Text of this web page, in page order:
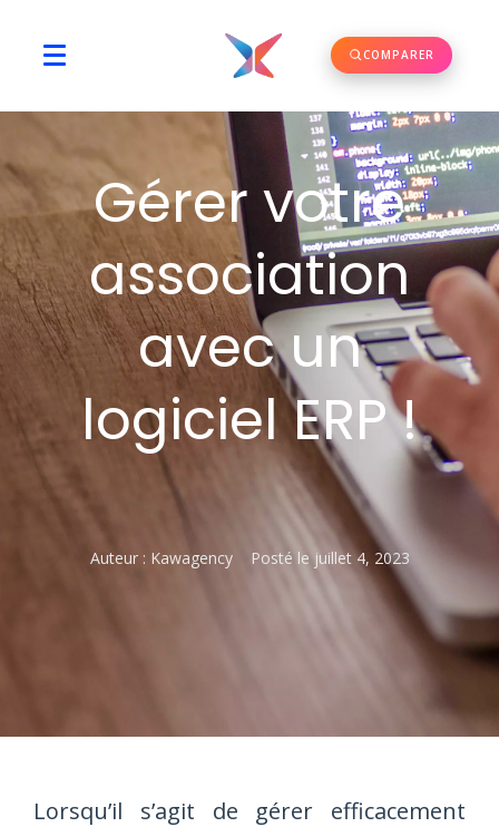
COMPARER
Gérer votre
association
avec un
logiciel ERP !
Auteur : Kawagency Posté lejuillet 4, 2023
Lorsqu’il s’agit de gérer efficacement